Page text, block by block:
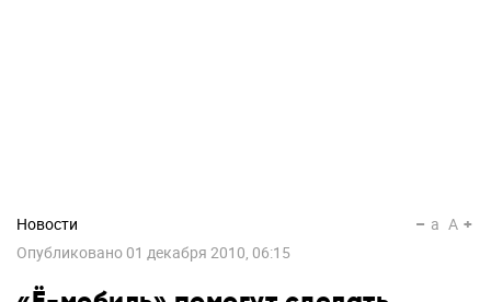
Новости
Опубликовано 01 декабря 2010, 06:15
a A